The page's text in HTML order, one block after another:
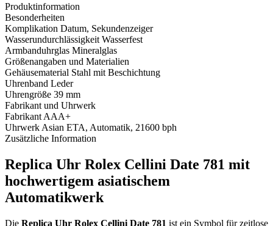
Produktinformation
Besonderheiten
Komplikation Datum, Sekundenzeiger
Wasserundurchlässigkeit Wasserfest
Armbanduhrglas Mineralglas
Größenangaben und Materialien
Gehäusematerial Stahl mit Beschichtung
Uhrenband Leder
Uhrengröße 39 mm
Fabrikant und Uhrwerk
Fabrikant AAA+
Uhrwerk Asian ETA, Automatik, 21600 bph
Zusätzliche Information
Replica Uhr Rolex Cellini Date 781 mit
hochwertigem asiatischem
Automatikwerk
Die Replica Uhr Rolex Cellini Date 781 ist ein Symbol für zeitlose